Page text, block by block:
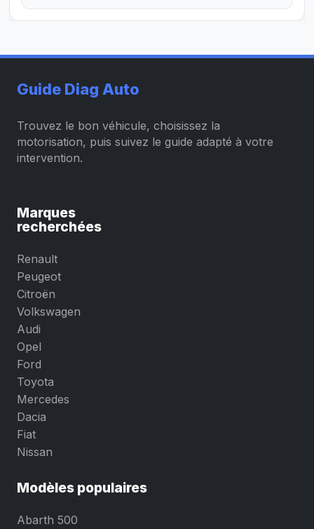
Guide Diag Auto
Trouvez le bon véhicule, choisissez la
motorisation, puis suivez le guide adapté à votre
intervention.
Marques
recherchées
Renault
Peugeot
Citroën
Volkswagen
Audi
Opel
Ford
Toyota
Mercedes
Dacia
Fiat
Nissan
Modèles populaires
Abarth 500